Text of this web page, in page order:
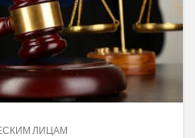
ЛИЦАМ